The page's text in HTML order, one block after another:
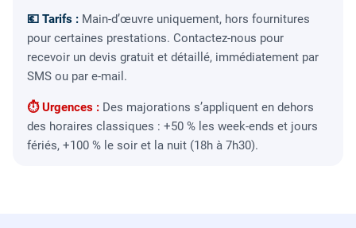
💶 Tarifs : Main-d’œuvre uniquement, hors fournitures
pour certaines prestations. Contactez-nous pour
recevoir un devis gratuit et détaillé, immédiatement par
SMS ou par e-mail.
⏱ Urgences : Des majorations s’appliquent en dehors
des horaires classiques : +50 % les week-ends et jours
fériés, +100 % le soir et la nuit (18h à 7h30).